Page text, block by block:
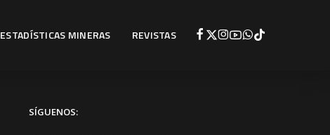
ESTADÍSTICAS MINERAS REVISTAS
SÍGUENOS: